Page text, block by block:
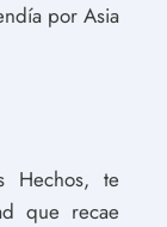
por Asia
te
que recae